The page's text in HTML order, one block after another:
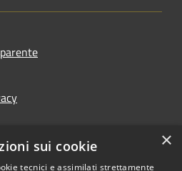
×
sui cookie
tecnici e assimilati strettamente